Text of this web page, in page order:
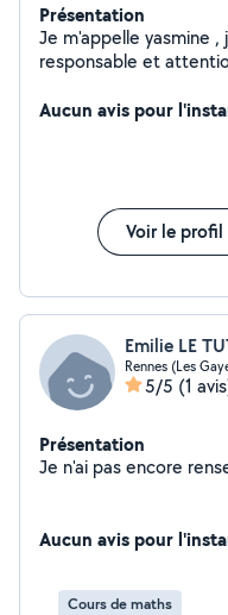
Présentation
Je m'appelle yasmine ,
responsable et
peux pour vous aider !
Aucun avis pour
Voir le profil
Emilie LE
Rennes (Les
5/5 (1
Présentation
Aucun avis pour
Cours de maths